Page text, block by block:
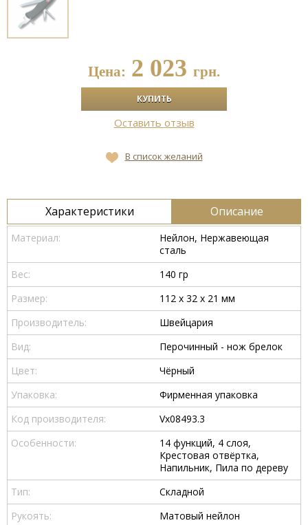
Цена: 2 023 грн.
Оставить отзыв
В список желаний
Характеристики Описание
Материал:
Нейлон, Нержавеющая
сталь
Вес:
140 гр
Размер:
112 x 32 x 21 мм
Производитель:
Швейцария
Вид:
Перочинный - нож брелок
Цвет:
Чёрный
Упаковка:
Фирменная упаковка
Код производителя:
Vx08493.3
Особенности:
14 функций, 4 слоя,
Крестовая отвёртка,
Напильник, Пила по дереву
Тип:
Складной
Рукоять:
Матовый нейлон